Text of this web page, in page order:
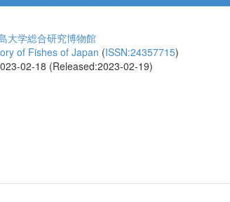
大学総合研究博物館
of Fishes of Japan (ISSN:24357715)
02-18 (Released:2023-02-19)